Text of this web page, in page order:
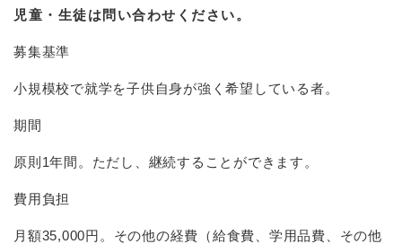
児童・生徒は問い合わせください。​​
募集基準
小規模校で就学を子供自身が強く希望している者。
期間
原則1年間。ただし、継続することができます。
費用負担
月額35,000円。その他の経費（給食費、学用品費、その他